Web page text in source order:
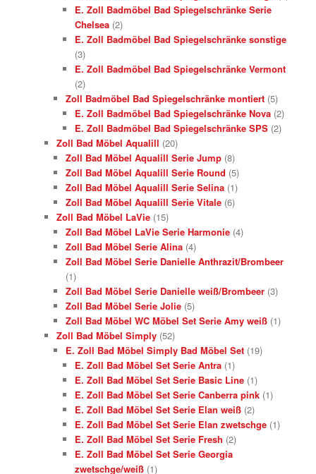
E. Zoll Badmöbel Bad Spiegelschränke Serie
Chelsea (2)
E. Zoll Badmöbel Bad Spiegelschränke sonstige
(3)
E. Zoll Badmöbel Bad Spiegelschränke Vermont
(2)
Zoll Badmöbel Bad Spiegelschränke montiert (5)
E. Zoll Badmöbel Bad Spiegelschränke Nova (2)
E. Zoll Badmöbel Bad Spiegelschränke SPS (2)
Zoll Bad Möbel Aqualill (20)
Zoll Bad Möbel Aqualill Serie Jump (8)
Zoll Bad Möbel Aqualill Serie Round (5)
Zoll Bad Möbel Aqualill Serie Selina (1)
Zoll Bad Möbel Aqualill Serie Vitale (6)
Zoll Bad Möbel LaVie (15)
Zoll Bad Möbel LaVie Serie Harmonie (4)
Zoll Bad Möbel Serie Alina (4)
Zoll Bad Möbel Serie Danielle Anthrazit/Brombeer
(1)
Zoll Bad Möbel Serie Danielle weiß/Brombeer (3)
Zoll Bad Möbel Serie Jolie (5)
Zoll Bad Möbel WC Möbel Set Serie Amy weiß (1)
Zoll Bad Möbel Simply (52)
E. Zoll Bad Möbel Simply Bad Möbel Set (19)
E. Zoll Bad Möbel Set Serie Antra (1)
E. Zoll Bad Möbel Set Serie Basic Line (1)
E. Zoll Bad Möbel Set Serie Canberra pink (1)
E. Zoll Bad Möbel Set Serie Elan weiß (2)
E. Zoll Bad Möbel Set Serie Elan zwetschge (1)
E. Zoll Bad Möbel Set Serie Fresh (2)
E. Zoll Bad Möbel Set Serie Georgia
zwetschge/weiß (1)